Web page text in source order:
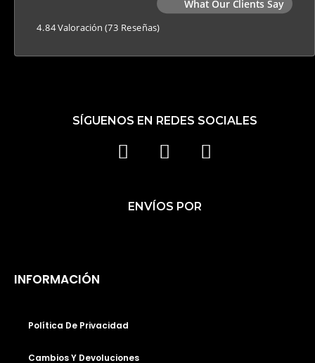
INFORMACIÓN
Política De Privacidad
Cambios Y Devoluciones
SÍGUENOS EN REDES SOCIALES
F
C
E
I
S
T
T
ENVÍOS POR
What Our Clients Say
4.84 Valoración (73 Reseñas)